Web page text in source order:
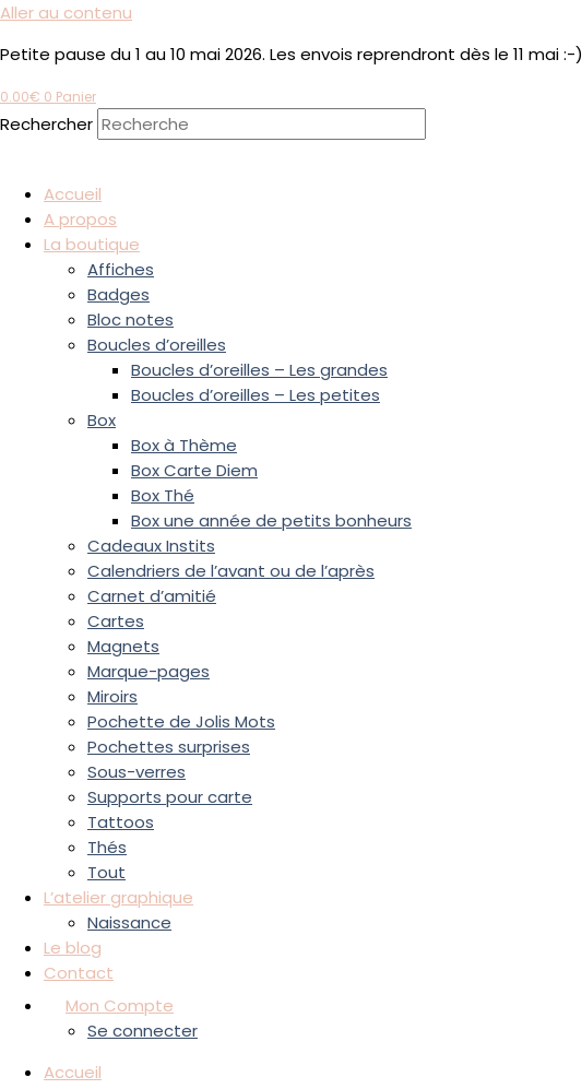
Aller au contenu
Petite pause du 1 au 10 mai 2026. Les envois reprendront dès le 11 mai :-)
0.00€ 0 Panier
Rechercher
Accueil
A propos
La boutique
Affiches
Badges
Bloc notes
Boucles d’oreilles
Boucles d’oreilles – Les grandes
Boucles d’oreilles – Les petites
Box
Box à Thème
Box Carte Diem
Box Thé
Box une année de petits bonheurs
Cadeaux Instits
Calendriers de l’avant ou de l’après
Carnet d’amitié
Cartes
Magnets
Marque-pages
Miroirs
Pochette de Jolis Mots
Pochettes surprises
Sous-verres
Supports pour carte
Tattoos
Thés
Tout
L’atelier graphique
Naissance
Le blog
Contact
Mon Compte
Se connecter
Accueil